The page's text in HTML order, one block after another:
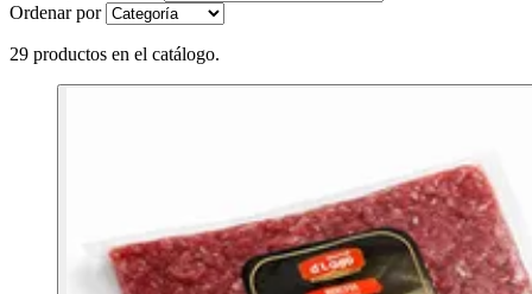
Ordenar por
29 productos en el catálogo.